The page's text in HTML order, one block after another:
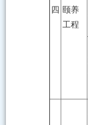
四 颐养
工程